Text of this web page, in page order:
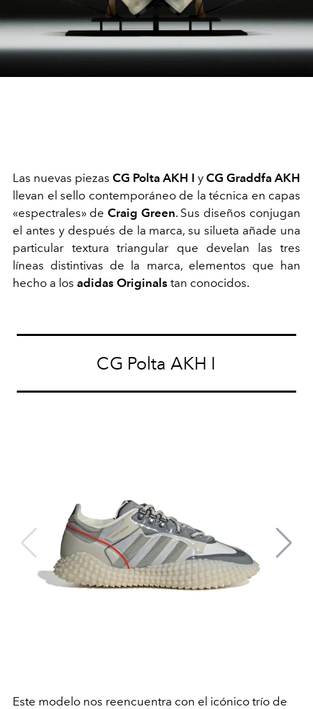
Las nuevas piezas CG Polta AKH I y CG Graddfa AKH
llevan el sello contemporáneo de la técnica en capas
«espectrales» de Craig Green. Sus diseños conjugan
el antes y después de la marca, su silueta añade una
particular textura triangular que develan las tres
líneas distintivas de la marca, elementos que han
hecho a los adidas Originals tan conocidos.
CG Polta AKH I
Este modelo nos reencuentra con el icónico trío de